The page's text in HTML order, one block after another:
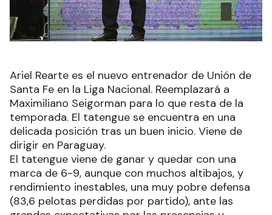
Ariel Rearte es el nuevo entrenador de Unión de
Santa Fe en la Liga Nacional. Reemplazará a
Maximiliano Seigorman para lo que resta de la
temporada. El tatengue se encuentra en una
delicada posición tras un buen inicio. Viene de
dirigir en Paraguay.
El tatengue viene de ganar y quedar con una
marca de 6-9, aunque con muchos altibajos, y
rendimiento inestables, una muy pobre defensa
(83,6 pelotas perdidas por partido), ante las